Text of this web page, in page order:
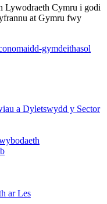
Lywodraeth Cymru i godi
at Gymru fwy
gymdeithasol
a Dyletswydd y Sector
ar Les